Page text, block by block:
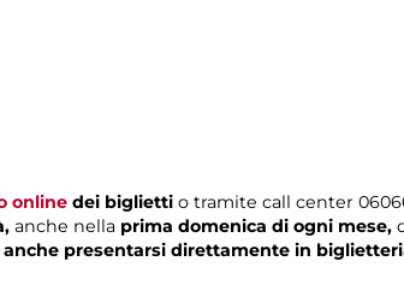
online dei biglietti o tramite call center
anche nella prima domenica di ogni mese,
anche presentarsi direttamente in